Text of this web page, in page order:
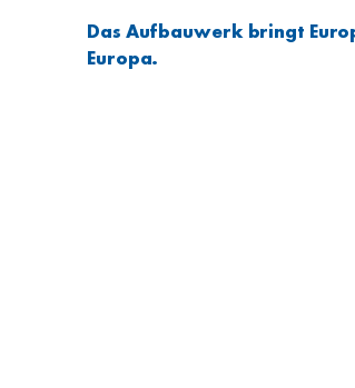
Das Aufbauwerk bringt
Europa.